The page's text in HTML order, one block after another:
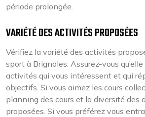
période prolongée.
VARIÉTÉ DES ACTIVITÉS PROPOSÉES
Vérifiez la variété des activités
sport à Brignoles. Assurez-vous
activités qui vous intéressent et qui
objectifs. Si vous aimez les cours
planning des cours et la diversité des
proposées. Si vous préférez vous